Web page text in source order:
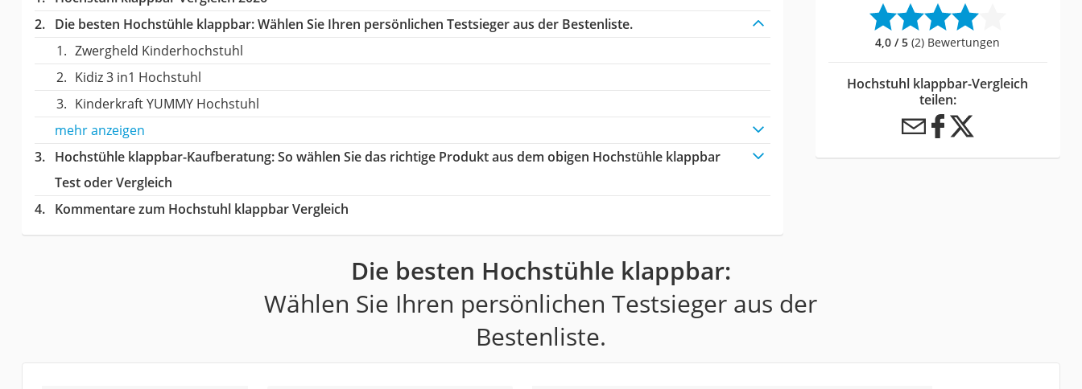
Die besten Hochstühle klappbar:Wählen Sie Ihren persönlichen Testsieger aus der Bestenliste.
Zwergheld Kinderhochstuhl
Kidiz 3 in1 Hochstuhl
Kinderkraft YUMMY Hochstuhl
mehr anzeigen
Hochstühle klappbar-Kaufberatung: So wählen Sie das richtige Produkt aus dem obigen Hochstühle klappbar
Test oder Vergleich
Kommentare zum Hochstuhl klappbar Vergleich
4,0 / 5 (2) Bewertungen
Hochstuhl klappbar-Vergleich
teilen:
Die besten Hochstühle klappbar:
Wählen Sie Ihren persönlichen Testsieger aus der
Bestenliste.